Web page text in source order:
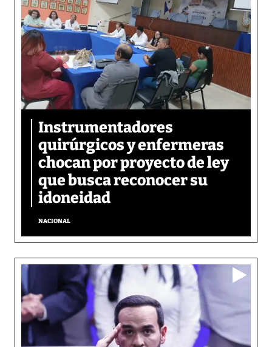
Instrumentadores
quirúrgicos y enfermeras
chocan por proyecto de ley
que busca reconocer su
idoneidad
NACIONAL